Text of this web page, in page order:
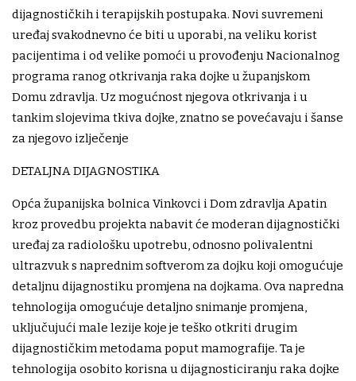
dijagnostičkih i terapijskih postupaka. Novi suvremeni
uređaj svakodnevno će biti u uporabi, na veliku korist
pacijentima i od velike pomoći u provođenju Nacionalnog
programa ranog otkrivanja raka dojke u županjskom
Domu zdravlja. Uz mogućnost njegova otkrivanja i u
tankim slojevima tkiva dojke, znatno se povećavaju i šanse
za njegovo izlječenje
DETALJNA DIJAGNOSTIKA
Opća županijska bolnica Vinkovci i Dom zdravlja Apatin
kroz provedbu projekta nabavit će moderan dijagnostički
uređaj za radiološku upotrebu, odnosno polivalentni
ultrazvuk s naprednim softverom za dojku koji omogućuje
detaljnu dijagnostiku promjena na dojkama. Ova napredna
tehnologija omogućuje detaljno snimanje promjena,
uključujući male lezije koje je teško otkriti drugim
dijagnostičkim metodama poput mamografije. Ta je
tehnologija osobito korisna u dijagnosticiranju raka dojke